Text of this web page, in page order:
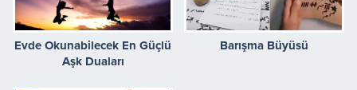
Evde Okunabilecek En Güçlü
Aşk Duaları
Barışma Büyüsü